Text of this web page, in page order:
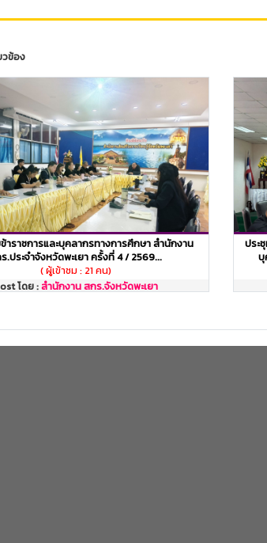
วข้อง
าราชการและบุคลากรทางการศึกษา สำนักงาน
.ประจำจังหวัดพะเยา ครั้งที่ 4 / 2569...
( ผู้เข้าชม : 21 คน)
โดย :สำนักงาน สกร.จังหวัดพะเยา
ประ
บุ